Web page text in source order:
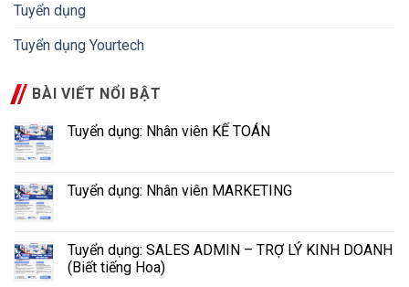
Tuyển dụng
Tuyển dụng Yourtech
BÀI VIẾT NỔI BẬT
Tuyển dụng: Nhân viên KẾ TOÁN
Tuyển dụng: Nhân viên MARKETING
Tuyển dụng: SALES ADMIN – TRỢ LÝ KINH DOANH
(Biết tiếng Hoa)